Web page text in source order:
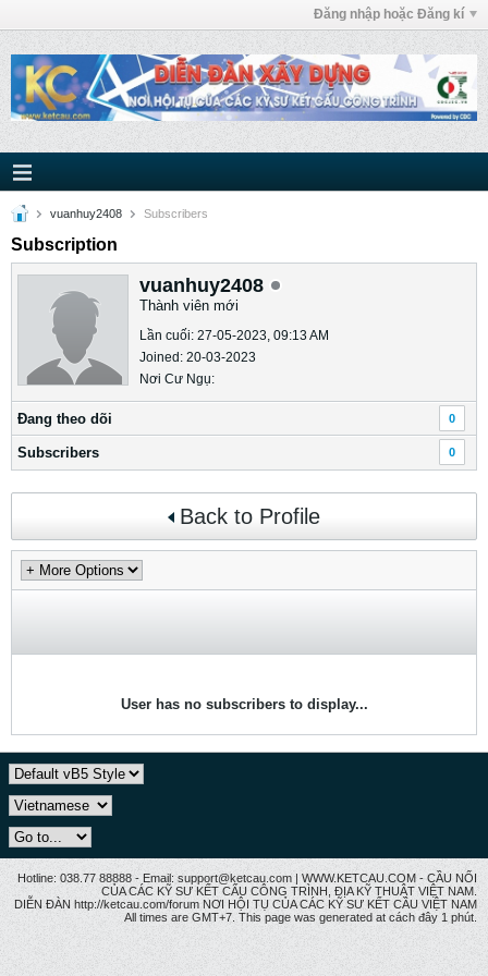
Đăng nhập hoặc Đăng kí
vuanhuy2408 Subscribers
Subscription
vuanhuy2408
Thành viên mới
Lần cuối: 27-05-2023, 09:13 AM
Joined: 20-03-2023
Nơi Cư Ngụ:
Ðang theo dõi 0
Subscribers 0
Back to Profile
User has no subscribers to display...
Hotline: 038.77 88888 - Email: support@ketcau.com | WWW.KETCAU.COM - CẦU NỐI
CỦA CÁC KỸ SƯ KẾT CẤU CÔNG TRÌNH, ĐỊA KỸ THUẬT VIỆT NAM.
DIỄN ĐÀN http://ketcau.com/forum NƠI HỘI TỤ CỦA CÁC KỸ SƯ KẾT CÂU VIỆT NAM
All times are GMT+7. This page was generated at cách đây 1 phút.